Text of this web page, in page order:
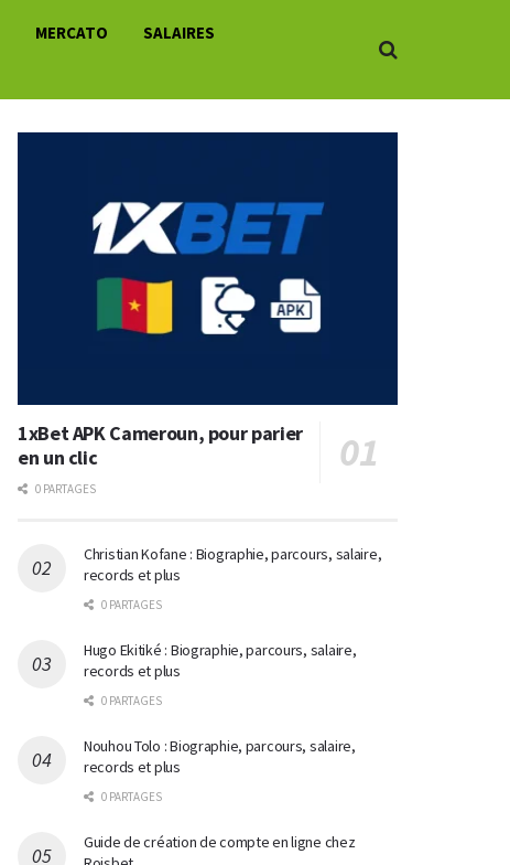
MERCATO
SALAIRES
1xBet APK Cameroun, pour parier
en un clic
0 PARTAGES
Christian Kofane : Biographie, parcours, salaire,
records et plus
0 PARTAGES
Hugo Ekitiké : Biographie, parcours, salaire,
records et plus
0 PARTAGES
Nouhou Tolo : Biographie, parcours, salaire,
records et plus
0 PARTAGES
Guide de création de compte en ligne chez